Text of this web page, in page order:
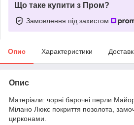
Що таке купити з Пром?
Замовлення під захистом
Опис Характеристики
Опис
Матеріали: чорні барочні перли
Мілано Люкс покриття позолота,
цирконами.